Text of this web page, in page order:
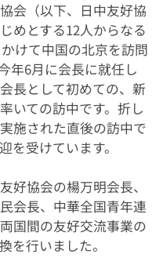
会（以下、日中友好協
めとする12人からなる
けて中国の北京を訪問
年6月に会長に就任し
長として初めての、新
いての訪中です。折し
施された直後の訪中で
を受けています。
好協会の楊万明会長、
会長、中華全国青年連
国間の友好交流事業の
を行いました。